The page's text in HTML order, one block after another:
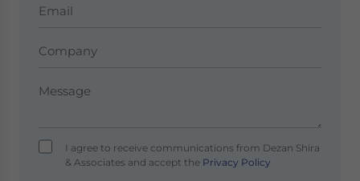
I agree to receive communications from Dezan Shira
& Associates and accept thePrivacy Policy